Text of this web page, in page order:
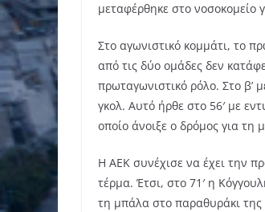
μεταφέρθηκε στο νοσοκομείο
Στο αγωνιστικό κομμάτι, το
από τις δύο ομάδες δεν
πρωταγωνιστικό ρόλο. Στο β’
γκολ. Αυτό ήρθε στο 56′ με
οποίο άνοιξε ο δρόμος για τη
Η ΑΕΚ συνέχισε να έχει την
τέρμα. Έτσι, στο 71′ η
τη μπάλα στο παραθυράκι της